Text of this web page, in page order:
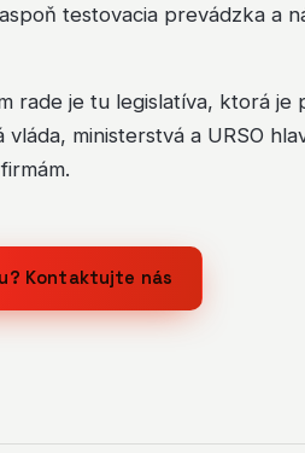
testovacia prevádzka a
rade je tu legislatíva, ktorá je
vláda, ministerstvá a URSO
Kontaktujte nás